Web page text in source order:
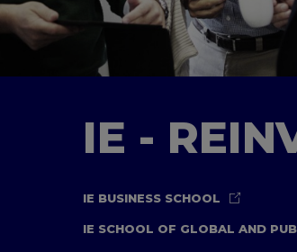
IE -
IE BUSINESS SCHOOL
IE SCHOOL OF GLOBAL AND